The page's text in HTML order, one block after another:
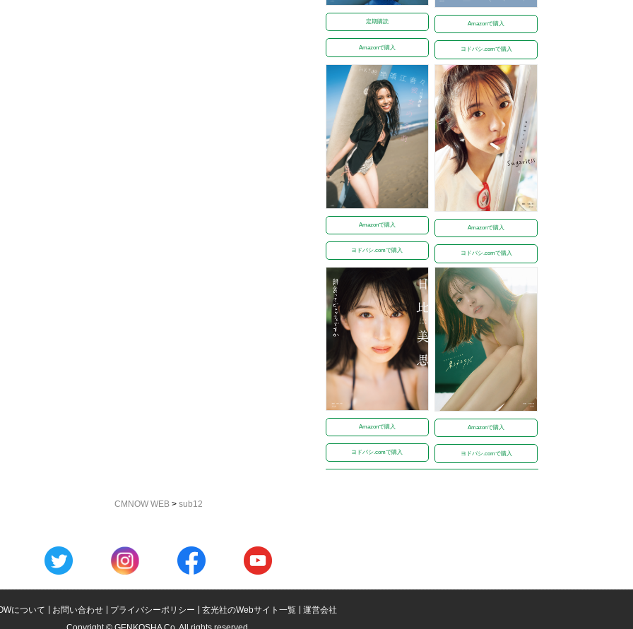
定期購読
Amazonで購入
Amazonで購入
ヨドバシ.comで購入
Amazonで購入
ヨドバシ.comで購入
Amazonで購入
ヨドバシ.comで購入
Amazonで購入
ヨドバシ.comで購入
Amazonで購入
ヨドバシ.comで購入
CMNOW WEB> sub12
について お問い合わせ プライバシーポリシー 玄光社のWebサイト一覧
運営会社